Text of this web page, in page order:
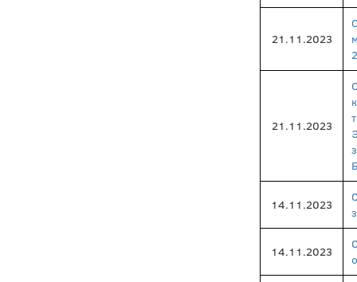
21.11.2023
21.11.2023
14.11.2023
14.11.2023